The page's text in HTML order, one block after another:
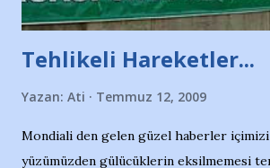
Tehlikeli Hareketler...
Yazan: Ati Temmuz 12, 2009
Mondiali den gelen güzel haberler içimizi
yüzümüzden gülücüklerin eksilmemesi